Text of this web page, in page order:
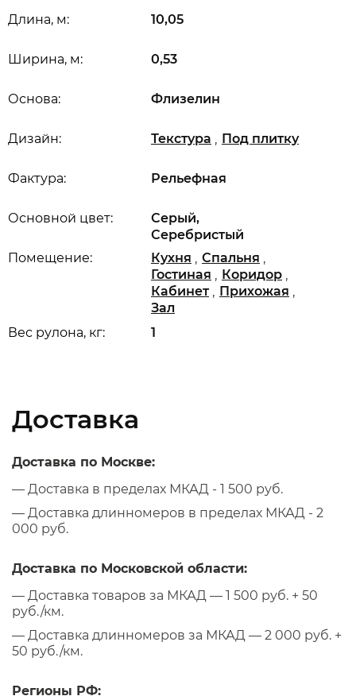
Длина, м: 10,05
Ширина, м: 0,53
Вес рулона, кг: 1
Основной цвет:
Серый,
Серебристый
Дизайн: Текстура , Под плитку
Основа: Флизелин
Помещение: Кухня , Спальня ,
Гостиная , Коридор ,
Кабинет , Прихожая ,
Зал
Фактура: Рельефная
Доставка
Доставка по Москве:
— Доставка в пределах МКАД - 1 500 руб.
— Доставка длинномеров в пределах МКАД - 2
000 руб.
Доставка по Московской области:
— Доставка товаров за МКАД — 1 500 руб. + 50
руб./км.
— Доставка длинномеров за МКАД — 2 000 руб. +
50 руб./км.
Регионы РФ: